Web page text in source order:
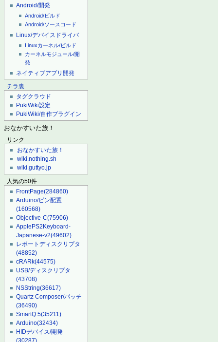
Android/開発
Android/ビルド
Android/ソースコード
Linux/デバイスドライバ
Linuxカーネル/ビルド
カーネルモジュール/開
発
ネイティブアプリ開発
チラ裏
タグクラウド
PukiWiki設定
PukiWiki/自作プラグイン
おなかすいた族！
リンク
おなかすいた族！
wiki.nothing.sh
wiki.guttyo.jp
人気の50件
FrontPage(284860)
Arduino/ピン配置
(160568)
Objective-C(75906)
ApplePS2Keyboard-
Japanese-v2(49602)
レポートディスクリプタ
(48852)
cRARk(44575)
USB/ディスクリプタ
(43708)
NSString(36617)
Quartz Composer/パッチ
(36490)
SmartQ 5(35211)
Arduino(32434)
HIDデバイス/開発
(30287)